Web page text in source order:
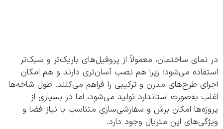
ساختمان، معمولاً از پروفیل‌های باریک‌تر و سبک‌تر
می‌شود؛ زیرا هم نصب آسان‌تری دارند و هم امکان
طرح‌های مدرن و ترکیبی را فراهم می‌کنند. طول شاخه‌ها
به‌صورت استاندارد تولید می‌شود، اما در بسیاری از
امکان برش و سفارشی‌سازی متناسب با نیاز فضا و
این متریال وجود دارد.